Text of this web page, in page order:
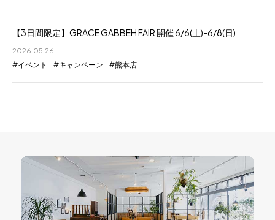
【3日間限定】GRACE GABBEH FAIR 開催 6/6(土)-6/8(日)
2026.05.26
イベント キャンペーン 熊本店